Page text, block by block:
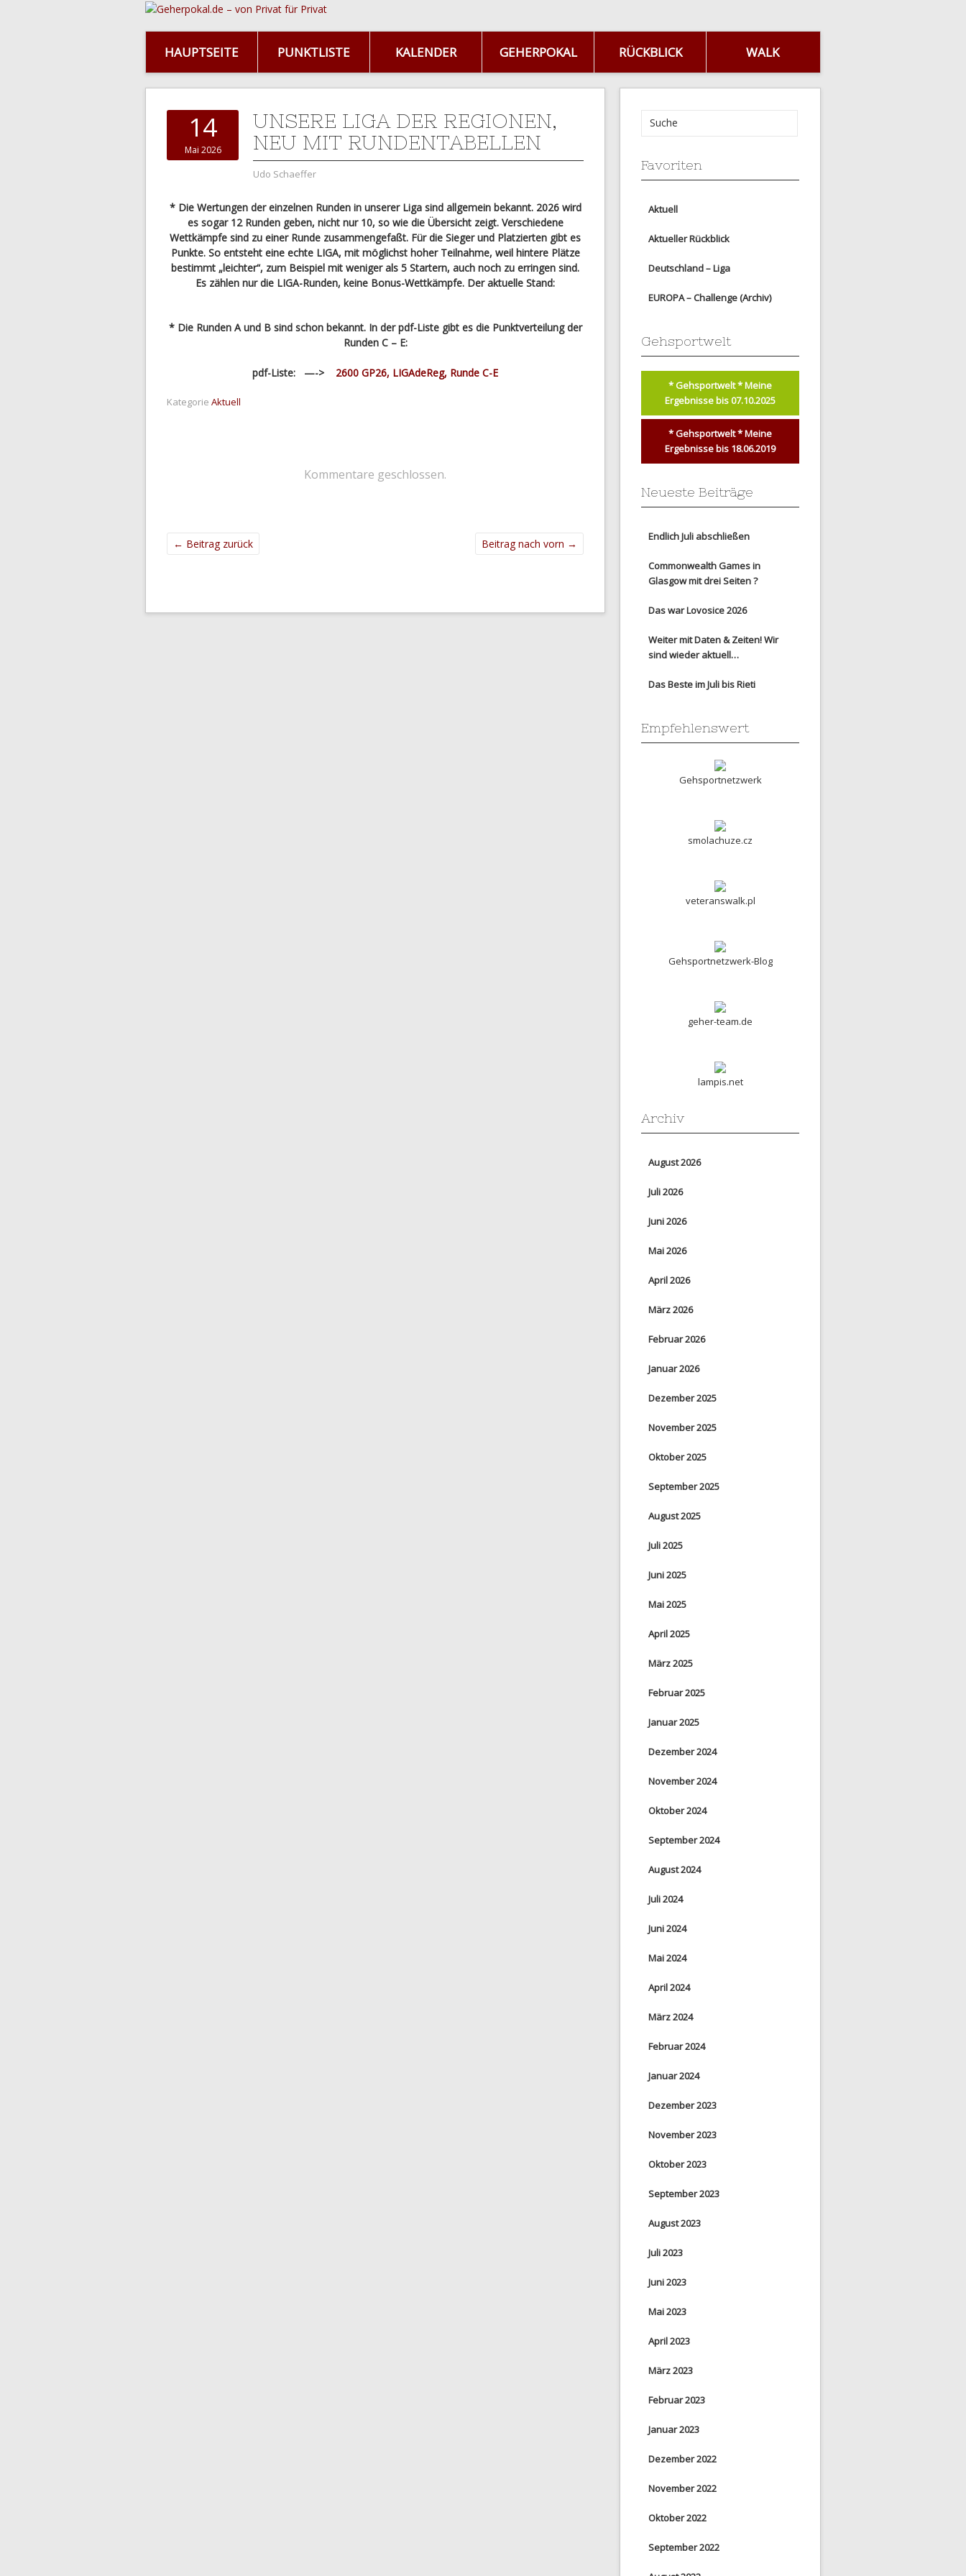
HAUPTSEITE PUNKTLISTE KALENDER GEHERPOKAL RÜCKBLICK WALK
14
Mai 2026
UNSERE LIGA DER REGIONEN,
NEU MIT RUNDENTABELLEN
Udo Schaeffer
* Die Wertungen der einzelnen Runden in unserer Liga sind allgemein bekannt. 2026 wird
es sogar 12 Runden geben, nicht nur 10, so wie die Übersicht zeigt. Verschiedene
Wettkämpfe sind zu einer Runde zusammengefaßt. Für die Sieger und Platzierten gibt es
Punkte. So entsteht eine echte LIGA, mit möglichst hoher Teilnahme, weil hintere Plätze
bestimmt „leichter“, zum Beispiel mit weniger als 5 Startern, auch noch zu erringen sind.
Es zählen nur die LIGA-Runden, keine Bonus-Wettkämpfe. Der aktuelle Stand:
* Die Runden A und B sind schon bekannt. In der pdf-Liste gibt es die Punktverteilung der
Runden C – E:
pdf-Liste: —-> 2600 GP26, LIGAdeReg, Runde C-E
Kategorie Aktuell
Kommentare geschlossen.
← Beitrag zurück Beitrag nach vorn →
Favoriten
Aktuell
Aktueller Rückblick
Deutschland – Liga
EUROPA – Challenge (Archiv)
Gehsportwelt
* Gehsportwelt * Meine
Ergebnisse bis 07.10.2025
* Gehsportwelt * Meine
Ergebnisse bis 18.06.2019
Neueste Beiträge
Endlich Juli abschließen
Commonwealth Games in
Glasgow mit drei Seiten ?
Das war Lovosice 2026
Weiter mit Daten & Zeiten! Wir
sind wieder aktuell…
Das Beste im Juli bis Rieti
Empfehlenswert
Gehsportnetzwerk
smolachuze.cz
veteranswalk.pl
Gehsportnetzwerk-Blog
geher-team.de
lampis.net
Archiv
August 2026
Juli 2026
Juni 2026
Mai 2026
April 2026
März 2026
Februar 2026
Januar 2026
Dezember 2025
November 2025
Oktober 2025
September 2025
August 2025
Juli 2025
Juni 2025
Mai 2025
April 2025
März 2025
Februar 2025
Januar 2025
Dezember 2024
November 2024
Oktober 2024
September 2024
August 2024
Juli 2024
Juni 2024
Mai 2024
April 2024
März 2024
Februar 2024
Januar 2024
Dezember 2023
November 2023
Oktober 2023
September 2023
August 2023
Juli 2023
Juni 2023
Mai 2023
April 2023
März 2023
Februar 2023
Januar 2023
Dezember 2022
November 2022
Oktober 2022
September 2022